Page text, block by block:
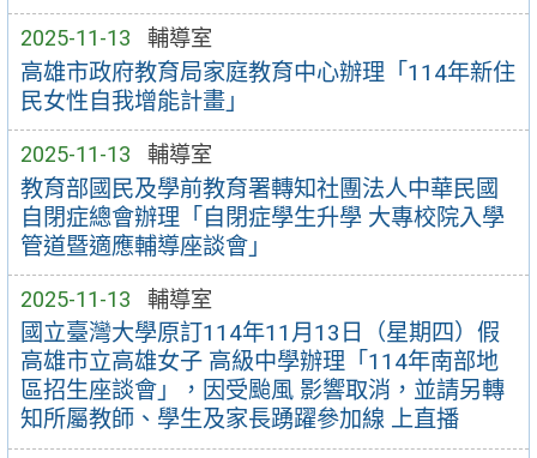
2025-11-13 輔導室
高雄市政府教育局家庭教育中心辦理「114年新住
民女性自我增能計畫」
2025-11-13 輔導室
教育部國民及學前教育署轉知社團法人中華民國
自閉症總會辦理「自閉症學生升學 大專校院入學
管道暨適應輔導座談會」
2025-11-13 輔導室
國立臺灣大學原訂114年11月13日（星期四）假
高雄市立高雄女子 高級中學辦理「114年南部地
區招生座談會」，因受颱風 影響取消，並請另轉
知所屬教師、學生及家長踴躍參加線 上直播